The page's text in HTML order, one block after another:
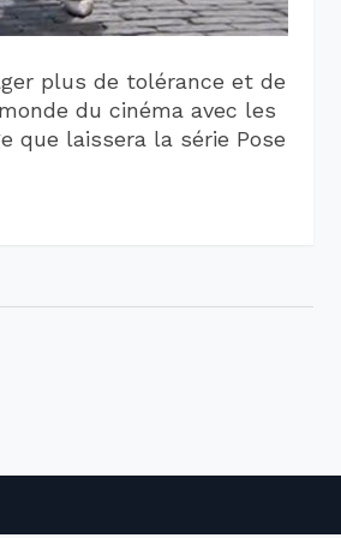
plus de tolérance et de
du cinéma avec les
que laissera la série Pose